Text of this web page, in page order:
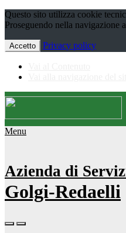
Questo sito utilizza cookie
Proseguendo nella navigazione
Accetto Privacy policy
Menu
Azienda di
Golgi-Redaelli